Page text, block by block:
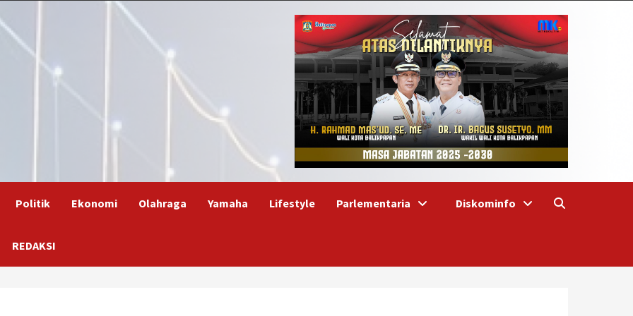
Politik Ekonomi Olahraga Yamaha Lifestyle Parlementaria Diskominfo
REDAKSI